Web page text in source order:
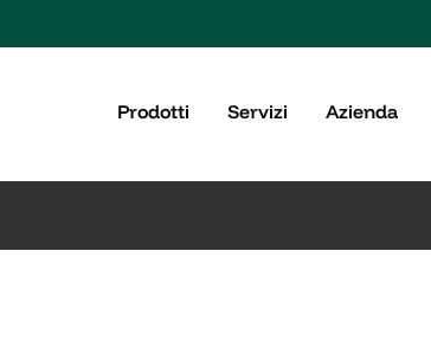
Prodotti Servizi Azienda